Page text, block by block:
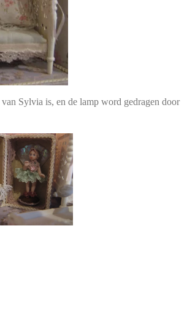
Sylvia is, en de lamp word gedragen door